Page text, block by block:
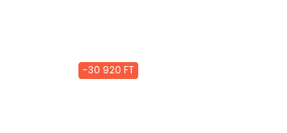
-30 920 FT